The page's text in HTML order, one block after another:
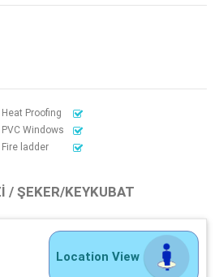
Heat Proofing
PVC Windows
Fire ladder
/ ŞEKER/KEYKUBAT
Location View